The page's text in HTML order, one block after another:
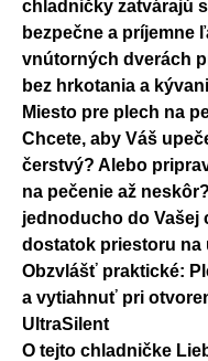
chladničky zatvárajú
bezpečne a príjemne
vnútorných dverách
bez hrkotania a
Miesto pre plech na
Chcete, aby Váš
čerstvý? Alebo
na pečenie až
jednoducho do Vašej
dostatok priestoru na
Obzvlášť praktické:
a vytiahnuť pri
UltraSilent
O tejto chladničke